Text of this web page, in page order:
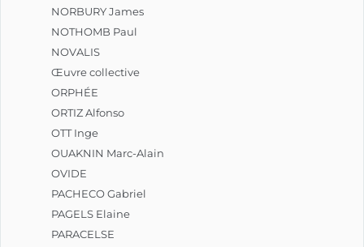
NORBURY James
NOTHOMB Paul
NOVALIS
Œuvre collective
ORPHÉE
ORTIZ Alfonso
OTT Inge
OUAKNIN Marc-Alain
OVIDE
PACHECO Gabriel
PAGELS Elaine
PARACELSE